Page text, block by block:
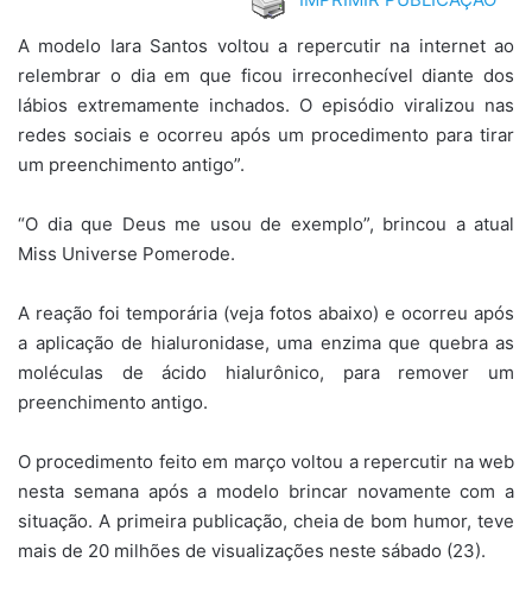
A modelo Iara Santos voltou a repercutir na internet ao
relembrar o dia em que ficou irreconhecível diante dos
lábios extremamente inchados. O episódio viralizou nas
redes sociais e ocorreu após um procedimento para tirar
um preenchimento antigo”.
“O dia que Deus me usou de exemplo”, brincou a atual
Miss Universe Pomerode.
A reação foi temporária (veja fotos abaixo) e ocorreu após
a aplicação de hialuronidase, uma enzima que quebra as
moléculas de ácido hialurônico, para remover um
preenchimento antigo.
O procedimento feito em março voltou a repercutir na web
nesta semana após a modelo brincar novamente com a
situação. A primeira publicação, cheia de bom humor, teve
mais de 20 milhões de visualizações neste sábado (23).